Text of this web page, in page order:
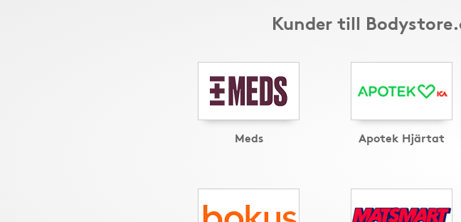
Kunder till
Meds Apotek Hjärtat